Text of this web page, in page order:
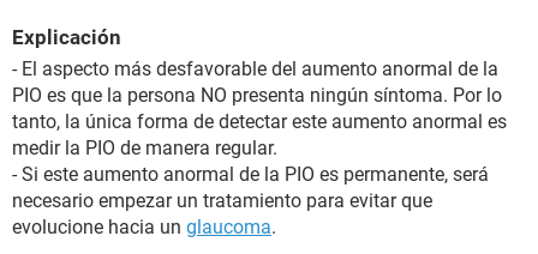
Explicación
- El aspecto más desfavorable del aumento anormal de la
PIO es que la persona NO presenta ningún síntoma. Por lo
tanto, la única forma de detectar este aumento anormal es
medir la PIO de manera regular.
- Si este aumento anormal de la PIO es permanente, será
necesario empezar un tratamiento para evitar que
evolucione hacia un glaucoma.